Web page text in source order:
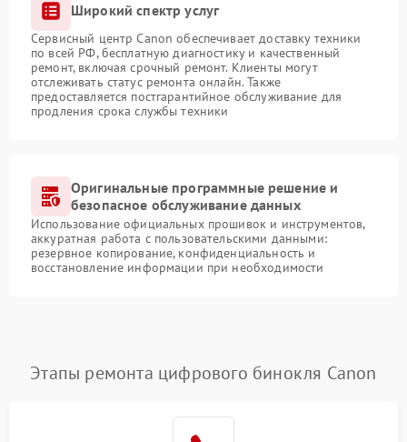
Широкий спектр услуг
Сервисный центр Canon обеспечивает доставку техники
по всей РФ, бесплатную диагностику и качественный
ремонт, включая срочный ремонт. Клиенты могут
отслеживать статус ремонта онлайн. Также
предоставляется постгарантийное обслуживание для
продления срока службы техники
Оригинальные программные решение и
безопасное обслуживание данных
Использование официальных прошивок и инструментов,
аккуратная работа с пользовательскими данными:
резервное копирование, конфиденциальность и
восстановление информации при необходимости
Этапы ремонта цифрового бинокля Canon